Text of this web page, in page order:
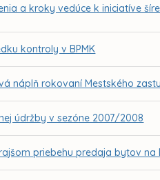
a kroky vedúce k iniciatíve
kontroly v BPMK
náplň rokovaní Mestského
údržby v sezóne 2007/2008
priebehu predaja bytov na